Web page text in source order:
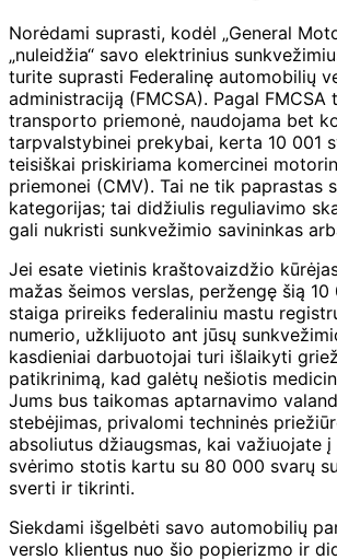
Norėdami suprasti, kodėl „General
„nuleidžia“ savo elektrinius
turite suprasti Federalinę automobilių
administraciją (FMCSA). Pagal FMCSA
transporto priemonė, naudojama bet
tarpvalstybinei prekybai, kerta 10 001
teisiškai priskiriama komercinei
priemonei (CMV). Tai ne tik paprastas
kategorijas; tai didžiulis reguliavimo
gali nukristi sunkvežimio savininkas
Jei esate vietinis kraštovaizdžio
mažas šeimos verslas, peržengę šią
staiga prireiks federaliniu mastu
numerio, užklijuoto ant jūsų
kasdieniai darbuotojai turi išlaikyti
patikrinimą, kad galėtų nešiotis
Jums bus taikomas aptarnavimo
stebėjimas, privalomi techninės
absoliutus džiaugsmas, kai važiuojate
svėrimo stotis kartu su 80 000 svarų
sverti ir tikrinti.
Siekdami išgelbėti savo automobilių
verslo klientus nuo šio popierizmo ir